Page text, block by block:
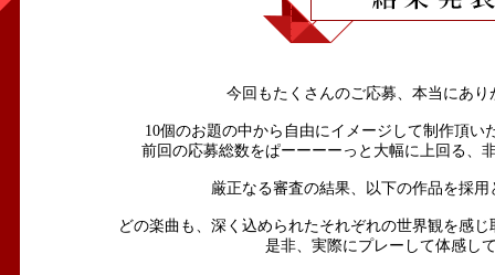
今回もたくさんのご応募、本当にあ
10個のお題の中から自由にイメージして制作頂い
前回の応募総数をぱーーーーっと大幅に上回る、
厳正なる審査の結果、以下の作品を採
どの楽曲も、深く込められたそれぞれの世界観を感
是非、実際にプレーして体感し